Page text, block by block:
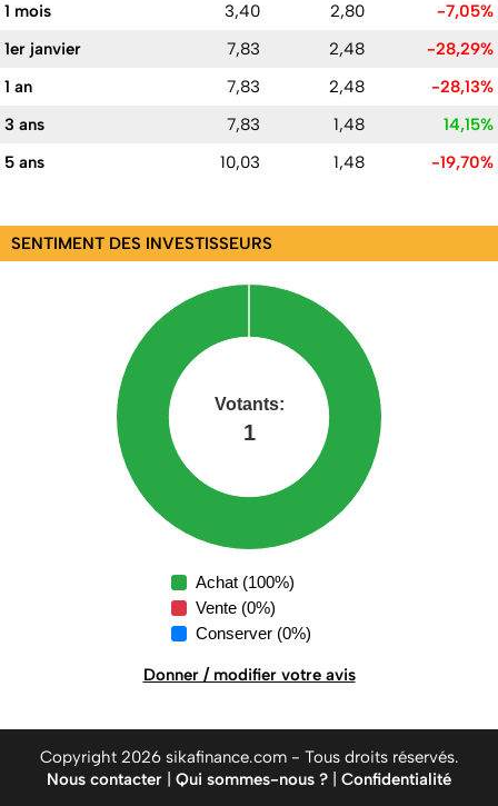
1 mois
3,40 2,80
-7,05%
1er janvier
7,83 2,48
-28,29%
1 an
7,83 2,48
-28,13%
3 ans
7,83 1,48
14,15%
5 ans
10,03 1,48 -19,70%
SENTIMENT DES INVESTISSEURS
Achat (100%)
Vente (0%)
Conserver (0%)
Donner / modifier votre avis
Copyright 2026 sikafinance.com - Tous droits réservés.
Nous contacter
Qui sommes-nous ? Confidentialité